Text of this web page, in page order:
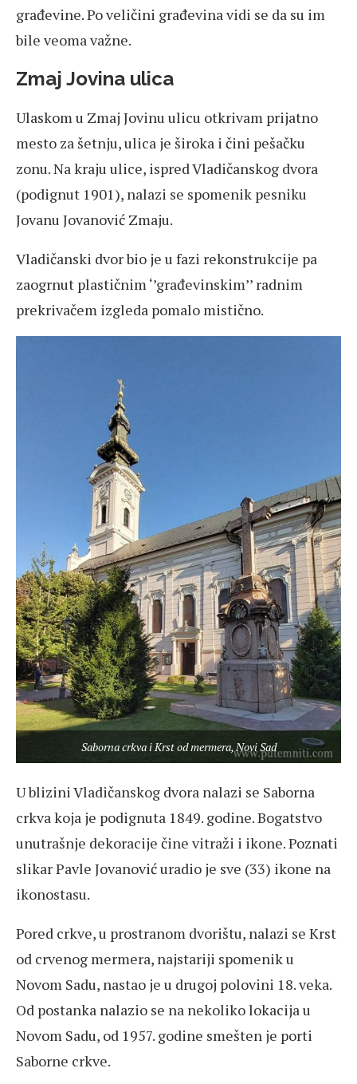
građevine. Po veličini građevina vidi se da su im
bile veoma važne.
Zmaj Jovina ulica
Ulaskom u Zmaj Jovinu ulicu otkrivam prijatno
mesto za šetnju, ulica je široka i čini pešačku
zonu. Na kraju ulice, ispred Vladičanskog dvora
(podignut 1901), nalazi se spomenik pesniku
Jovanu Jovanović Zmaju.
Vladičanski dvor bio je u fazi rekonstrukcije pa
zaogrnut plastičnim ‘’građevinskim’’ radnim
prekrivačem izgleda pomalo mistično.
Saborna crkva i Krst od mermera, Novi Sad
U blizini Vladičanskog dvora nalazi se Saborna
crkva koja je podignuta 1849. godine. Bogatstvo
unutrašnje dekoracije čine vitraži i ikone. Poznati
slikar Pavle Jovanović uradio je sve (33) ikone na
ikonostasu.
Pored crkve, u prostranom dvorištu, nalazi se Krst
od crvenog mermera, najstariji spomenik u
Novom Sadu, nastao je u drugoj polovini 18. veka.
Od postanka nalazio se na nekoliko lokacija u
Novom Sadu, od 1957. godine smešten je porti
Saborne crkve.